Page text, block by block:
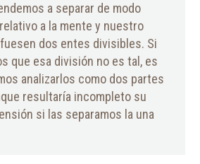
a separar de modo
a la mente y nuestro
dos entes divisibles. Si
que esa división no es tal, es
analizarlos como dos partes
resultaría incompleto su
si las separamos la una